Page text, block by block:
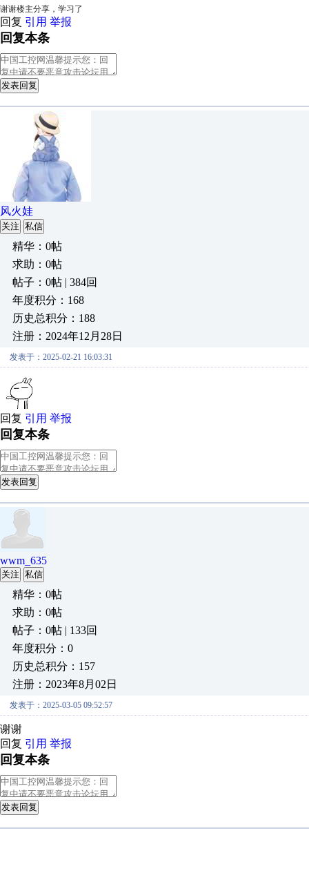
谢谢楼主分享，学习了
回复 引用 举报
回复本条
发表回复
风火娃
关注 私信
精华：0帖
求助：0帖
帖子：0帖 | 384回
年度积分：168
历史总积分：188
注册：2024年12月28日
发表于：2025-02-21 16:03:31
回复 引用 举报
回复本条
发表回复
wwm_635
关注 私信
精华：0帖
求助：0帖
帖子：0帖 | 133回
年度积分：0
历史总积分：157
注册：2023年8月02日
发表于：2025-03-05 09:52:57
谢谢
回复 引用 举报
回复本条
发表回复